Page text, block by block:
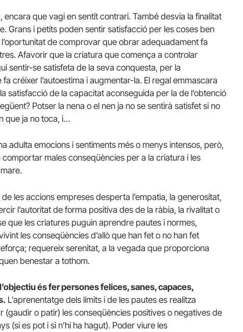
encara que vagi en sentit contrari. També desvia la finalitat
Grans i petits poden sentir satisfacció per les coses ben
de comprovar que obrar adequadament fa
Afavorir que la criatura que comença a controlar
sentir-se satisfeta de la seva conquesta, per la
créixer l’autoestima i augmentar-la. El regal emmascara
satisfacció de la capacitat aconseguida per la de l’obtenció
Potser la nena o el nen ja no se sentirà satisfet si no
que ja no toca, i…
adulta emocions i sentiments més o menys intensos, però,
males conseqüències per a la criatura i les
les accions empreses desperta l’empatia, la generositat,
l’autoritat de forma positiva des de la ràbia, la rivalitat o
que les criatures puguin aprendre pautes i normes,
les conseqüències d’allò que han fet o no han fet
requereix serenitat, a la vegada que proporciona
benestar a tothom.
és fer persones felices, sanes, capaces,
L’aprenentatge dels límits i de les pautes es realitza
(gaudir o patir) les conseqüències positives o negatives de
(si es pot i si n’hi ha hagut). Poder viure les